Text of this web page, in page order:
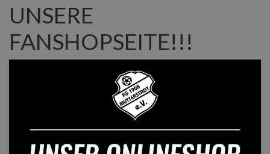
UNSERE
FANSHOPSEITE!!!